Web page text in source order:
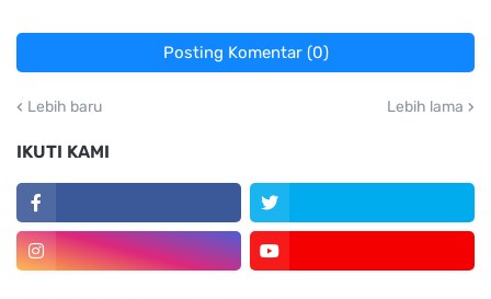
Posting Komentar (0)
Lebih baru Lebih lama
IKUTI KAMI